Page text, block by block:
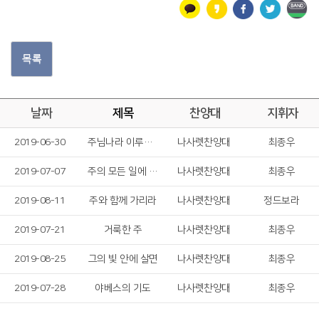
목록
날짜 제목 찬양대 지휘자
2019-06-30 주님나라 이루게 하소서 나사렛찬양대 최종우
2019-07-07 주의 모든 일에 감사드리며 나사렛찬양대 최종우
2019-08-11 주와 함께 가리라 나사렛찬양대 정드보라
2019-07-21 거룩한 주 나사렛찬양대 최종우
2019-08-25 그의 빛 안에 살면 나사렛찬양대 최종우
2019-07-28 야베스의 기도 나사렛찬양대 최종우